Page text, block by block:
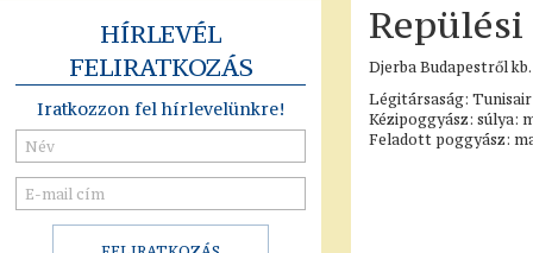
HÍRLEVÉL
FELIRATKOZÁS
Iratkozzon fel hírlevelünkre!
Djerba Budapestről
Légitársaság: Tunisair
Kézipoggyász: súlya:
Feladott poggyász: